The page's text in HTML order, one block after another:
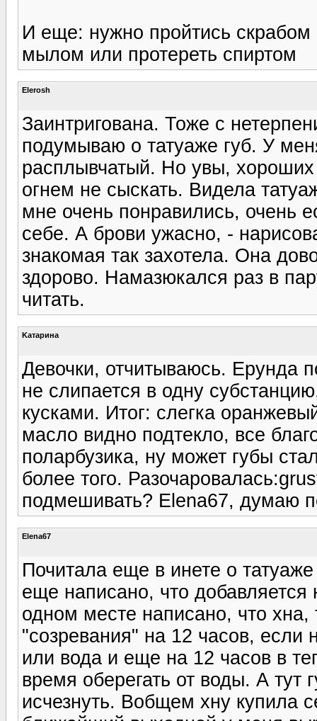
И еще: нужно пройтись
мылом или протереть спиртом
Elerosh
Заинтригована. Тоже с
подумываю о татуаже губ. У
расплывчатый. Но увы,
огнем не сыскать. Видела
мне очень понравились, очень
себе. А брови ужасно, -
знакомая так захотела. Она
здорово. Намазюкался раз в
читать.
Kатарина
Девочки, отчитываюсь. Ерунда
не слипается в одну
кусками. Итог: слегка
масло видно подтекло, все
поларбузика, ну может губы
более того.
подмешивать? Elena67, думаю
Elena67
Почитала еще в инете о
еще написано, что
одном месте написано, что
"созревания" на 12 часов, если
или вода и еще на 12 часов в
время оберегать от воды. А
исчезнуть. Вобщем хну купила